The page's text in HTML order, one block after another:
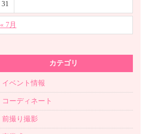
31
« 7月
カテゴリ
イベント情報
コーディネート
前撮り撮影